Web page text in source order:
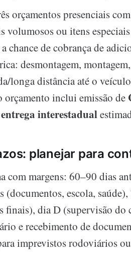
orçamentos presenciais com
volumosos ou itens
chance de cobrança de
desmontagem,
longa distância até o
orçamento inclui emissão de
interestadual
planejar para
com margens: 60–90 dias
(documentos, escola,
finais), dia D (supervisão do
e recebimento de
imprevistos rodoviários